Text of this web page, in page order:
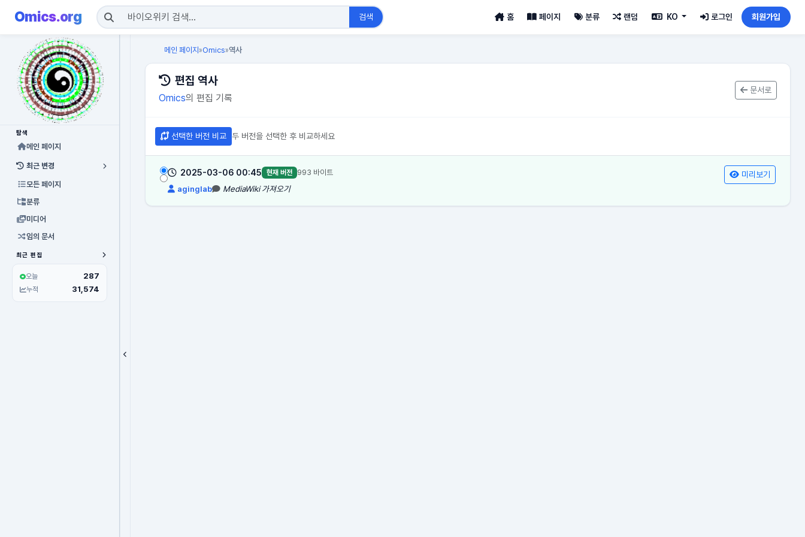
Omics.org 검색 홈 페이지 분류 랜덤 KO 로그인 회원가입
탐색
메인 페이지
최근 변경
모든 페이지
분류
미디어
임의 문서
최근 편집
오늘 287
누적 31,574
메인 페이지 »Omics»역사
편집 역사
Omics의 편집 기록
문서로
선택한 버전 비교 두 버전을 선택한 후 비교하세요
2025-03-06 00:45 현재 버전 993 바이트
aginglab MediaWiki 가져오기
미리보기